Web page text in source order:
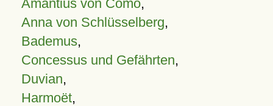
Amantius von Como,
Anna von Schlüsselberg,
Bademus,
Concessus und Gefährten,
Duvian,
Harmoët,